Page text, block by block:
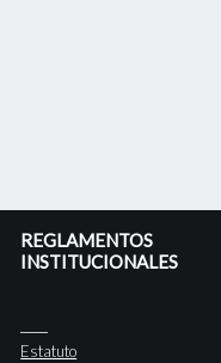
REGLAMENTOS
INSTITUCIONALES
Estatuto